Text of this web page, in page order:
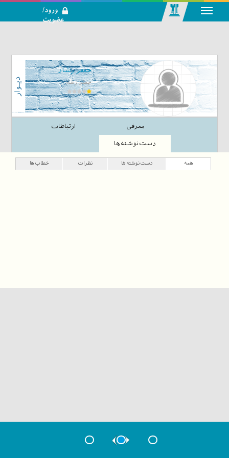
تحلیلی بازار
سرمایه
ورود/
عضویت
جعفر رشاد
جعفر رشاد
معرفی ارتباطات
دست‌نوشته‌ها
همه دست‌نوشته‌ها نظرات خطاب‌ها